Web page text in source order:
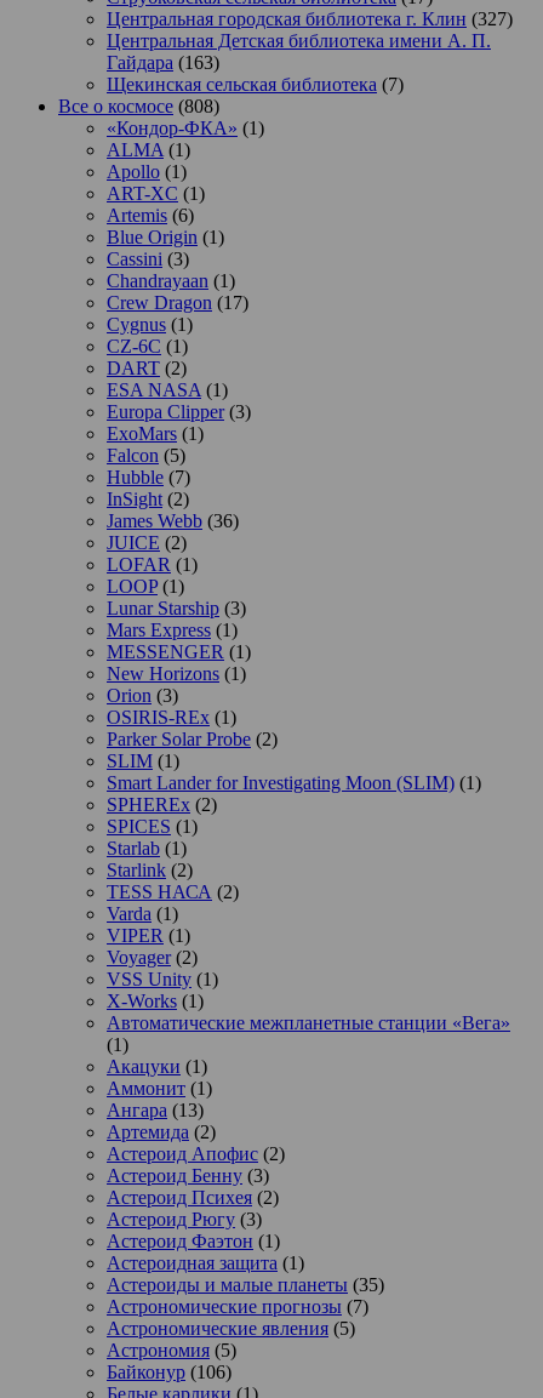
Центральная городская библиотека г. Клин (327)
Центральная Детская библиотека имени А. П.
Гайдара (163)
Щекинская сельская библиотека (7)
Все о космосе (808)
«Кондор-ФКА» (1)
ALMA (1)
Apollo (1)
ART-XC (1)
Artemis (6)
Blue Origin (1)
Cassini (3)
Chandrayaan (1)
Crew Dragon (17)
Cygnus (1)
CZ-6C (1)
DART (2)
ESA NASA (1)
Europa Clipper(3)
ExoMars (1)
Falcon (5)
Hubble (7)
InSight (2)
James Webb (36)
JUICE (2)
LOFAR (1)
LOOP(1)
Lunar Starship (3)
Mars Express (1)
MESSENGER (1)
New Horizons (1)
Orion (3)
OSIRIS-REx (1)
Parker Solar Probe (2)
SLIM (1)
Smart Lander for Investigating Moon (SLIM) (1)
SPHEREx (2)
SPICES (1)
Starlab (1)
Starlink (2)
TESS НАСА (2)
Varda (1)
VIPER (1)
Voyager(2)
VSS Unity (1)
X-Works (1)
Автоматические межпланетные станции «Вега»
(1)
Акацуки (1)
Аммонит (1)
Ангара (13)
Артемида (2)
Астероид Апофис (2)
Астероид Бенну (3)
Астероид Психея (2)
Астероид Рюгу (3)
Астероид Фаэтон (1)
Астероидная защита (1)
Астероиды и малые планеты (35)
Астрономические прогнозы (7)
Астрономические явления (5)
Астрономия (5)
Байконур (106)